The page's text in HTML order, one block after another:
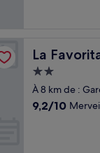
La
La Favorita
Hébergement
2.0 étoiles
À 8 km de :
9.2
9,2/10